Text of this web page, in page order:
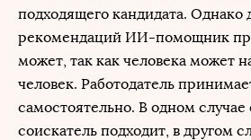
подходящего кандидата. Однако
рекомендаций ИИ-помощник
может, так как человека может
человек. Работодатель
самостоятельно. В одном случае
соискатель подходит, в другом